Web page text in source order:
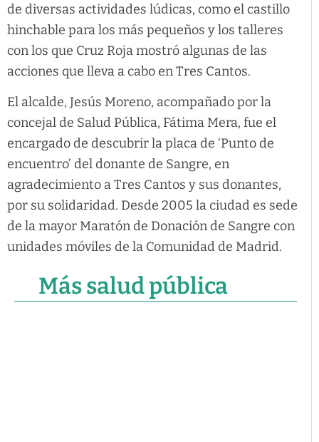
de diversas actividades lúdicas, como el castillo
hinchable para los más pequeños y los talleres
con los que Cruz Roja mostró algunas de las
acciones que lleva a cabo en Tres Cantos.
El alcalde, Jesús Moreno, acompañado por la
concejal de Salud Pública, Fátima Mera, fue el
encargado de descubrir la placa de ‘Punto de
encuentro’ del donante de Sangre, en
agradecimiento a Tres Cantos y sus donantes,
por su solidaridad. Desde 2005 la ciudad es sede
de la mayor Maratón de Donación de Sangre con
unidades móviles de la Comunidad de Madrid.
Más salud pública